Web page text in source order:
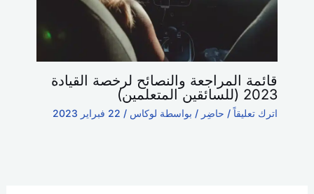
قائمة المراجعة والنصائح لرخصة القيادة
2023 (للسائقين المتعلمين)
اترك تعليقاً / حاضِر / بواسطة لوكاس / 22 فبراير 2023